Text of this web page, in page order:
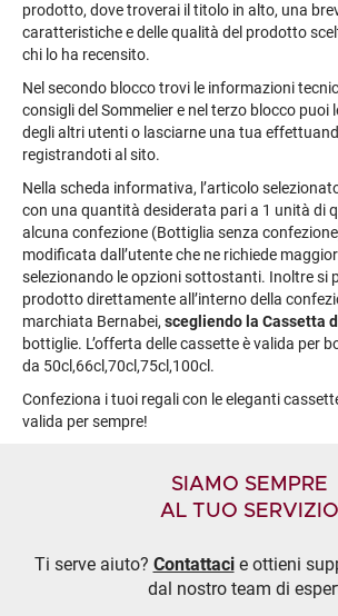
prodotto, dove troverai il titolo in alto, una
caratteristiche e delle qualità del prodotto
chi lo ha recensito.
Nel secondo blocco trovi le informazioni
consigli del Sommelier e nel terzo blocco puoi
degli altri utenti o lasciarne una tua
registrandoti al sito.
Nella scheda informativa, l’articolo
con una quantità desiderata pari a 1 unità di
alcuna confezione (Bottiglia senza
modificata dall’utente che ne richiede
selezionando le opzioni sottostanti. Inoltre si
prodotto direttamente all’interno della
marchiata Bernabei, scegliendo la Cassetta
bottiglie. L’offerta delle cassette è valida per
da 50cl,66cl,70cl,75cl,100cl.
Confeziona i tuoi regali con le eleganti
valida per sempre!
SIAMO SEMPRE
AL TUO SERVIZIO
Ti serve aiuto? Contattacie ottieni
dal nostro team di